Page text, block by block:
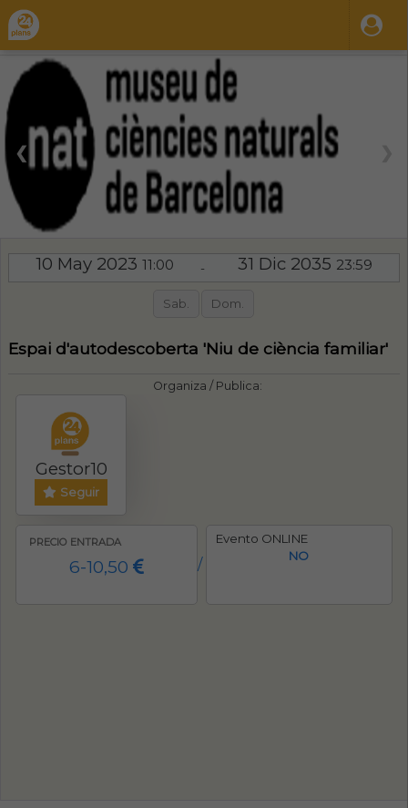
❮
10 May 2023 11:00 - 31 Dic 2035 23:59
Sab. Dom.
Espai d'autodescoberta 'Niu de ciència familiar'
Organiza / Publica:
Gestor10
Seguir
PRECIO ENTRADA
6-10,50 /
Evento ONLINE
NO